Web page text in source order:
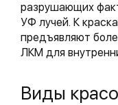
разрушающих
УФ лучей. К
предъявляют
ЛКМ для
Виды